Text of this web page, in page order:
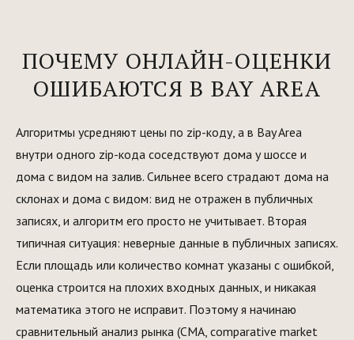
ПОЧЕМУ ОНЛАЙН-ОЦЕНКИ
ОШИБАЮТСЯ В BAY AREA
Алгоритмы усредняют цены по zip-коду, а в Bay Area
внутри одного zip-кода соседствуют дома у шоссе и
дома с видом на залив. Сильнее всего страдают дома на
склонах и дома с видом: вид не отражен в публичных
записях, и алгоритм его просто не учитывает. Вторая
типичная ситуация: неверные данные в публичных записях.
Если площадь или количество комнат указаны с ошибкой,
оценка строится на плохих входных данных, и никакая
математика этого не исправит. Поэтому я начинаю
сравнительный анализ рынка (CMA, comparative market